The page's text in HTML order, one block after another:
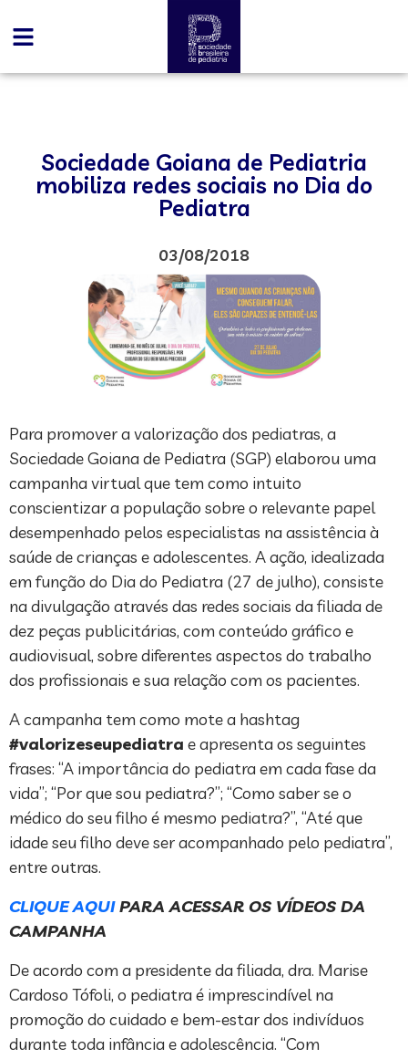
Sociedade Goiana de Pediatria
mobiliza redes sociais no Dia do
Pediatra
03/08/2018
Para promover a valorização dos pediatras, a
Sociedade Goiana de Pediatra (SGP) elaborou uma
campanha virtual que tem como intuito
conscientizar a população sobre o relevante papel
desempenhado pelos especialistas na assistência à
saúde de crianças e adolescentes. A ação, idealizada
em função do Dia do Pediatra (27 de julho), consiste
na divulgação através das redes sociais da filiada de
dez peças publicitárias, com conteúdo gráfico e
audiovisual, sobre diferentes aspectos do trabalho
dos profissionais e sua relação com os pacientes.
A campanha tem como mote a hashtag
#valorizeseupediatra e apresenta os seguintes
frases: “A importância do pediatra em cada fase da
vida”; “Por que sou pediatra?”; “Como saber se o
médico do seu filho é mesmo pediatra?”, “Até que
idade seu filho deve ser acompanhado pelo pediatra”,
entre outras.
CLIQUE AQUIPARA ACESSAR OS VÍDEOS DA
CAMPANHA
De acordo com a presidente da filiada, dra. Marise
Cardoso Tófoli, o pediatra é imprescindível na
promoção do cuidado e bem-estar dos indivíduos
durante toda infância e adolescência. “Com